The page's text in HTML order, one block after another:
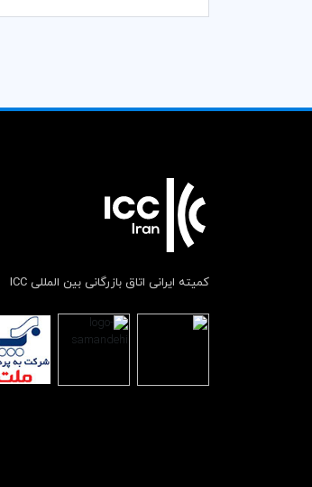
کمیته ایرانی اتاق بازرگانی بین المللی ICC